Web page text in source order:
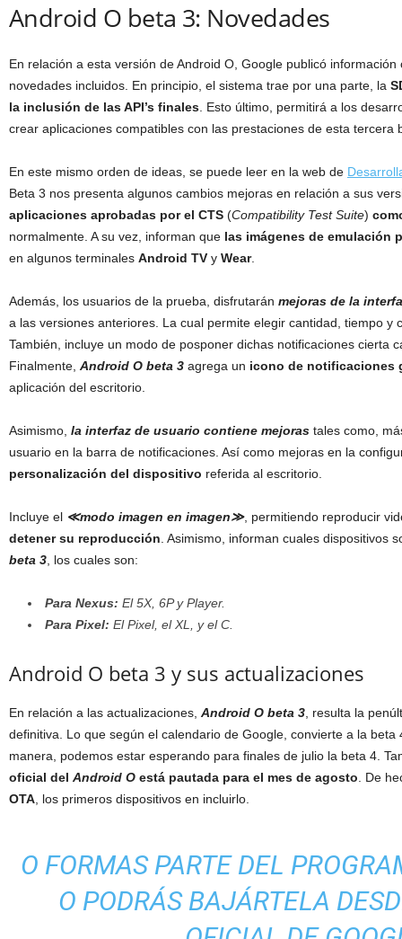
Android O beta 3: Novedades
En relación a esta versión de Android O, Google publicó
novedades incluidos. En principio, el sistema trae por una parte, la
la inclusión de las API’s finales . Esto último, permitirá a los
crear aplicaciones compatibles con las prestaciones de esta tercera
En este mismo orden de ideas, se puede leer en la web de
Beta 3 nos presenta algunos cambios mejoras en relación a sus
aplicaciones aprobadas por el CTS (Compatibility Test Suite)
normalmente. A su vez, informan que las imágenes de emulación
en algunos terminales Android TV y Wear.
Además, los usuarios de la prueba, disfrutarán mejoras de la
a las versiones anteriores. La cual permite elegir cantidad, tiempo y
También, incluye un modo de posponer dichas notificaciones cierta
Finalmente, Android O beta 3 agrega un icono de notificaciones
aplicación del escritorio.
Asimismo, la interfaz de usuario contiene mejoras tales como,
usuario en la barra de notificaciones. Así como mejoras en la
personalización del dispositivo referida al escritorio.
Incluye el ≪modo imagen en imagen≫, permitiendo reproducir
detener su reproducción . Asimismo, informan cuales dispositivos
beta 3 , los cuales son:
Para Nexus: El 5X, 6P y Player.
Para Pixel: El Pixel, el XL, y el C.
Android O beta 3 y sus actualizaciones
En relación a las actualizaciones, Android O beta 3 , resulta la
definitiva. Lo que según el calendario de Google, convierte a la beta
manera, podemos estar esperando para finales de julio la beta 4.
oficial del Android O está pautada para el mes de agosto . De
OTA , los primeros dispositivos en incluirlo.
O FORMAS PARTE DEL
O PODRÁS BAJÁRTELA